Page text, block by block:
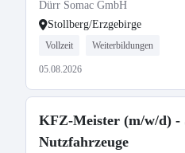
Dürr Somac GmbH
Stollberg/Erzgebirge
Vollzeit Weiterbildungen
05.08.2026
KFZ-Meister (m/w/d) -
Nutzfahrzeuge